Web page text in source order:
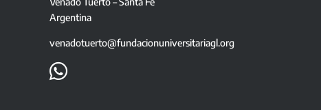
Argentina
venadotuerto@fundacionuniversitariagl.org
